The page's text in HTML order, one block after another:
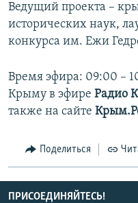
Ведущий проекта –
исторических наук,
конкурса им. Ежи
Время эфира: 09:00 –
Крыму в эфире Радио
также на сайте
Поделиться
ПРИСОЕДИНЯЙТЕСЬ!